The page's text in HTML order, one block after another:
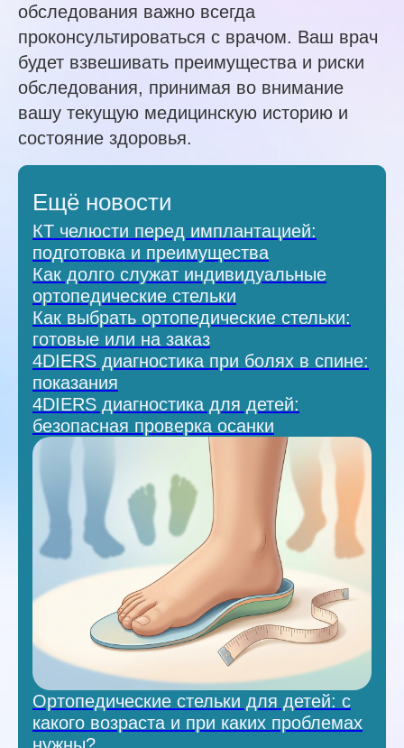
обследования важно всегда
проконсультироваться с врачом. Ваш врач
будет взвешивать преимущества и риски
обследования, принимая во внимание
вашу текущую медицинскую историю и
состояние здоровья.
Ещё новости
КТ челюсти перед имплантацией:
подготовка и преимущества
Как долго служат индивидуальные
ортопедические стельки
Как выбрать ортопедические стельки:
готовые или на заказ
4DIERS диагностика при болях в спине:
показания
4DIERS диагностика для детей:
безопасная проверка осанки
Ортопедические стельки для детей: с
какого возраста и при каких проблемах